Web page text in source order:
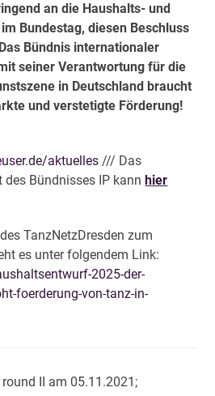
an die Haushalts- und
Bundestag, diesen Beschluss
Bündnis internationaler
seiner Verantwortung für die
in Deutschland braucht
und verstetigte Förderung!
aktuelles /// Das
des Bündnisses IP kannhier
TanzNetzDresden zum
es unter folgendem Link:
2025-der-
foerderung-von-tanz-in-
II am 05.11.2021;